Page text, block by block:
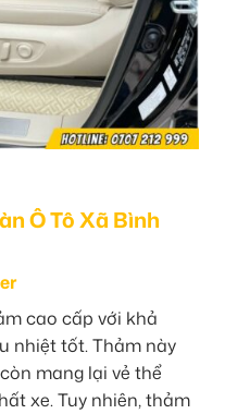
Ô Tô Xã Bình
cao cấp với khả
nhiệt tốt. Thảm này
mang lại vẻ thể
xe. Tuy nhiên, thảm